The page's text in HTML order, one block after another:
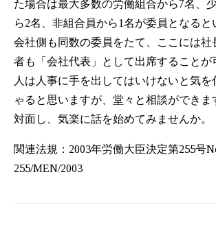
た場合は最大多数の労働組合から7名、
ら2名、非組合員から1名が委員となると
会社側も同数の委員をたて、ここには社
者も「会社代表」として出席することが
人は人事に手を出してはいけないと気を
ゃると思いますが、堂々と相談ができま
対面し、気楽に話を始めてみませんか。
関連法規：2003年労働大臣決定第255号
255/MEN/2003